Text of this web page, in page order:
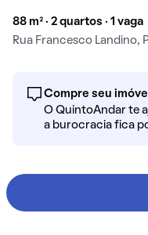
88 m² · 2 quartos · 1 vaga
Rua Francesco Landino,
Compre seu
O QuintoAndar te
a burocracia fica